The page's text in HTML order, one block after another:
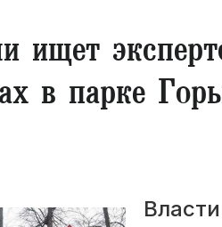
ищет
в парке